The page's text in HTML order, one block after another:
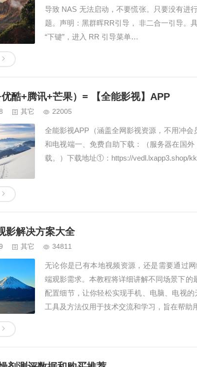
导致 NAS 无法启动，不要慌张。只要没有进
题。声明：黑群晖RR引导， 非二合一引导。
“下键”，进入 RR 引导菜单…
优酷+腾讯+芒果）= 【全能影视】APP
其它 22005
全能影视APP（涵盖全网影视资源，不用冲
和电视端一、免费自助下载：（服务器在国
载。）下载地址①：https://vedl.lxapp3.shop/
影解决方案大全
其它 34811
无论你是已有本地视频资源，还是需要通过
端观影需求。本教程将详细讲解不同场景下
配置细节，让你轻松实现手机、电脑、电视
工具及方法仅用于技术交流和学习，旨在帮助